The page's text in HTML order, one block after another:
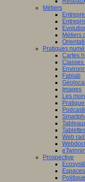
Métiers
Métiers
Pratiques
Cartes
Classes
Fablab
Images
Les
Web
Prospective
Espaces